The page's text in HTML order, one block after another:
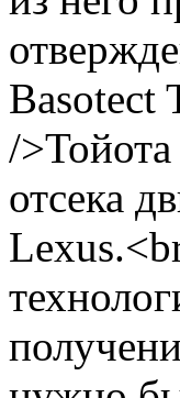
Basotect
/
отсека